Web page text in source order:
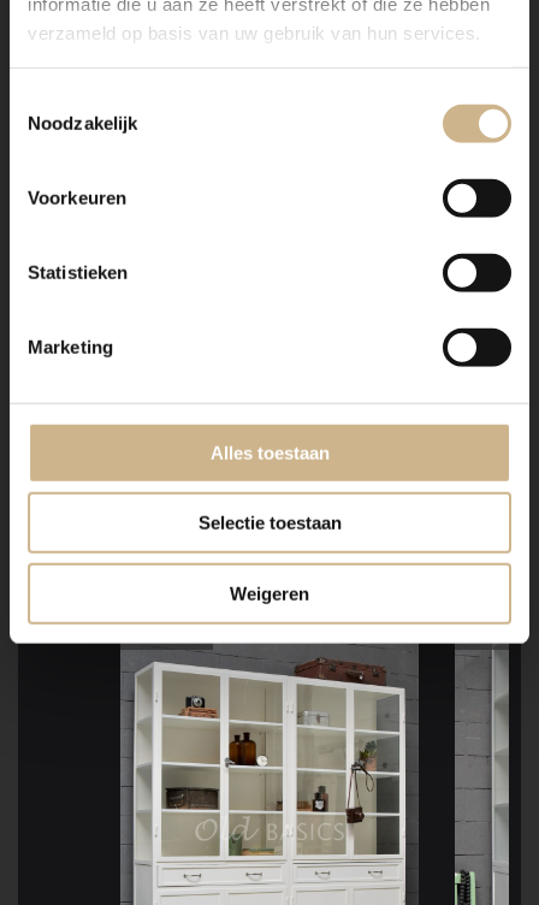
verzameld op basis van uw gebruik van hun services.
Noodzakelijk
Voorkeuren
Statistieken
Marketing
Alles toestaan
Selectie toestaan
Weigeren
IN DEZE BLOG
GESPOT!